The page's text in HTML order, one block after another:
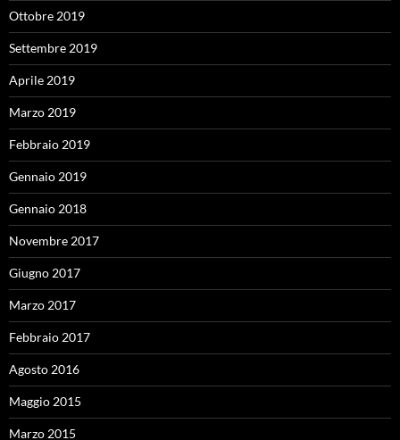
Ottobre 2019
Settembre 2019
Aprile 2019
Marzo 2019
Febbraio 2019
Gennaio 2019
Gennaio 2018
Novembre 2017
Giugno 2017
Marzo 2017
Febbraio 2017
Agosto 2016
Maggio 2015
Marzo 2015